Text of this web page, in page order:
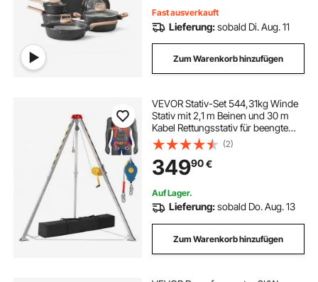
Fast ausverkauft
Lieferung:sobald Di. Aug. 11
Zum Warenkorb hinzufügen
VEVOR Stativ-Set 544,31kg Winde
Stativ mit 2,1 m Beinen und 30 m
Kabel Rettungsstativ für beengte
Räume 10 m Absturzsicherung
Auffanggurt Aufbewahrungstasche
für herkömmliche beengte Räume
(2)
34990€
Auf Lager.
Lieferung:sobald Do. Aug. 13
Zum Warenkorb hinzufügen